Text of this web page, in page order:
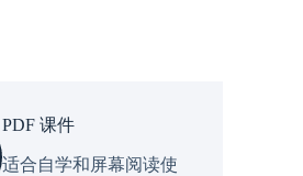
PDF 课件
适合自学和屏幕阅读使